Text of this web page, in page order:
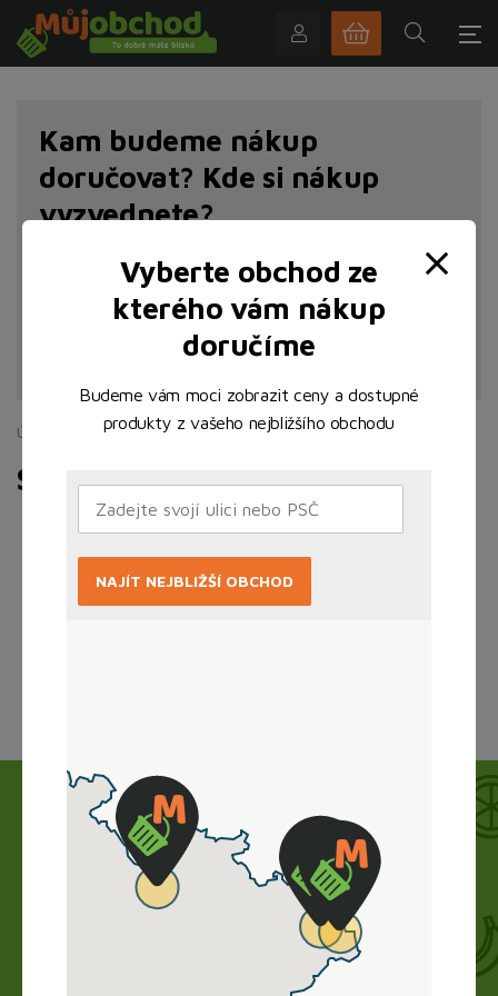
Kam budeme nákup
doručovat? Kde si nákup
vyzvednete?
Úvodní stránka Pečivo Sladké pečivo
Sladké pečivo
Jak to funguje?
Nákup vyřídíte doma online, obchod zboží
připraví a vy si ho jen vyzvednete. Bez dlouhého
Vyberte obchod ze
kterého vám nákup
doručíme
Budeme vám moci zobrazit ceny a dostupné
produkty z vašeho nejbližšího obchodu
NAJÍT NEJBLIŽŠÍ OBCHOD